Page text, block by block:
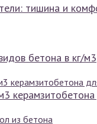
тишина и
бетона в кг/м3